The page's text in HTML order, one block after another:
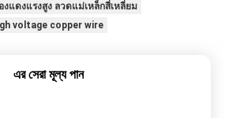
แดงแรงสูง ลวดแม่เหล็กสี่เหลี่ยม
voltage copper wire
এর সেরা মূল্য পান